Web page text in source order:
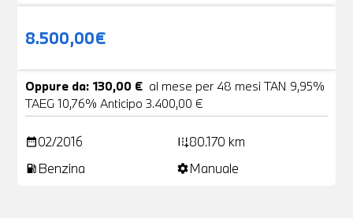
8.500,00€
Oppure da: 130,00 € al mese per 48 mesi TAN 9,95%
TAEG 10,76% Anticipo 3.400,00 €
date_range02/2016 add_road80.170 km
local_gas_station Benzina settingsManuale